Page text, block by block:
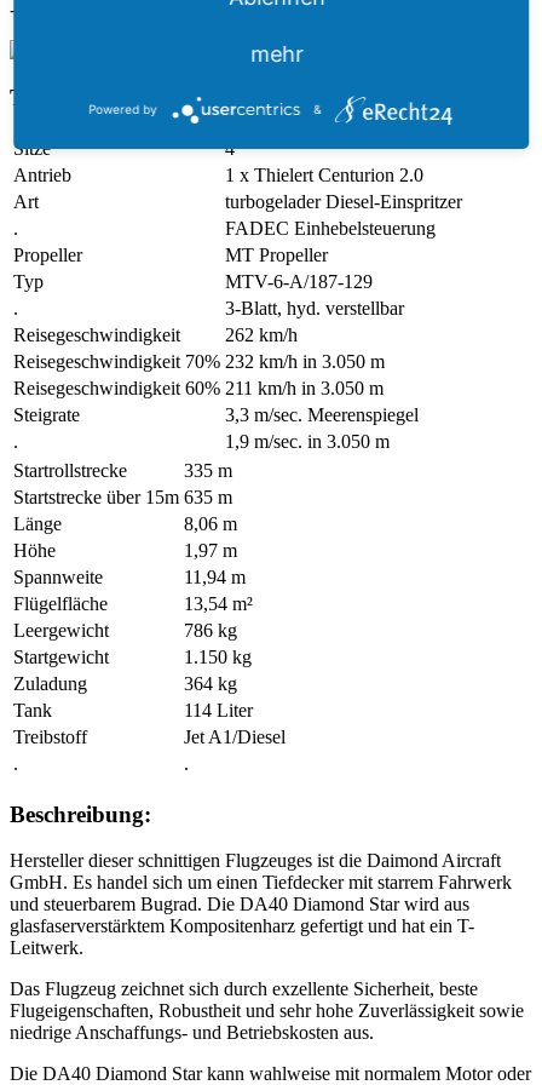
- Modelle, Technik, Daten, Fakten -
Technische Daten:
Sitze
4
Antrieb
1 x Thielert Centurion 2.0
Art
turbogelader Diesel-Einspritzer
.
FADEC Einhebelsteuerung
Propeller
MT Propeller
Typ
MTV-6-A/187-129
.
3-Blatt, hyd. verstellbar
Reisegeschwindigkeit
262 km/h
Reisegeschwindigkeit 70% 232 km/h in 3.050 m
Reisegeschwindigkeit 60% 211 km/h in 3.050 m
Steigrate
3,3 m/sec. Meerenspiegel
.
1,9 m/sec. in 3.050 m
Startrollstrecke
335 m
Startstrecke über 15m 635 m
Länge
8,06 m
Höhe
1,97 m
Spannweite
11,94 m
Flügelfläche
13,54 m²
Leergewicht
786 kg
Startgewicht
1.150 kg
Zuladung
364 kg
Tank
114 Liter
Treibstoff
Jet A1/Diesel
.
.
Beschreibung:
Hersteller dieser schnittigen Flugzeuges ist die Daimond Aircraft
GmbH. Es handel sich um einen Tiefdecker mit starrem Fahrwerk
und steuerbarem Bugrad. Die DA40 Diamond Star wird aus
glasfaserverstärktem Kompositenharz gefertigt und hat ein T-
Leitwerk.
Das Flugzeug zeichnet sich durch exzellente Sicherheit, beste
Flugeigenschaften, Robustheit und sehr hohe Zuverlässigkeit sowie
niedrige Anschaffungs- und Betriebskosten aus.
Die DA40 Diamond Star kann wahlweise mit normalem Motor oder
mehr
Powered by &